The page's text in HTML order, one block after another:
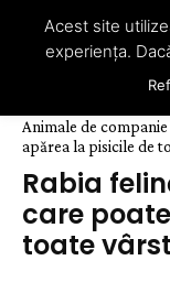
Animale de companie
apărea la pisicile de
Rabia
care
toate
Acest site
experiența.